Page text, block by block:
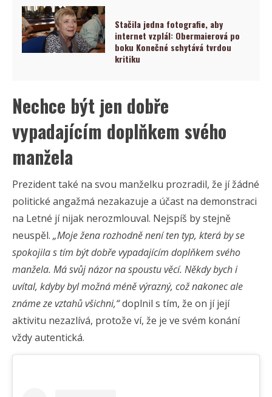
Stačila jedna fotografie, aby
internet vzplál: Obermaierová po
boku Konečné schytává tvrdou
kritiku
Nechce být jen dobře
vypadajícím doplňkem svého
manžela
Prezident také na svou manželku prozradil, že jí žádné
politické angažmá nezakazuje a účast na demonstraci
na Letné jí nijak nerozmlouval. Nejspíš by stejně
neuspěl. „Moje žena rozhodně není ten typ, která by se
spokojila s tím být dobře vypadajícím doplňkem svého
manžela. Má svůj názor na spoustu věcí. Někdy bych i
uvítal, kdyby byl možná méně výrazný, což nakonec ale
známe ze vztahů všichni,“doplnil s tím, že on jí její
aktivitu nezazlívá, protože ví, že je ve svém konání
vždy autentická.